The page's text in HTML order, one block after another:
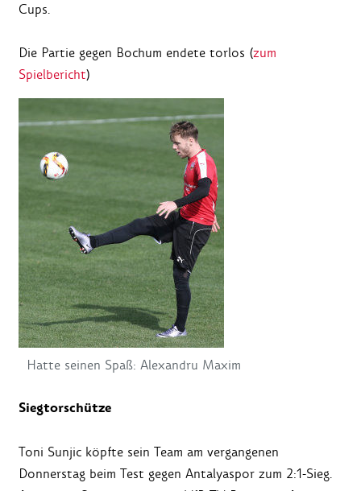
Cups.
Die Partie gegen Bochum endete torlos (zum
Spielbericht)
Hatte seinen Spaß: Alexandru Maxim
Siegtorschütze
Toni Sunjic köpfte sein Team am vergangenen
Donnerstag beim Test gegen Antalyaspor zum 2:1-Sieg.